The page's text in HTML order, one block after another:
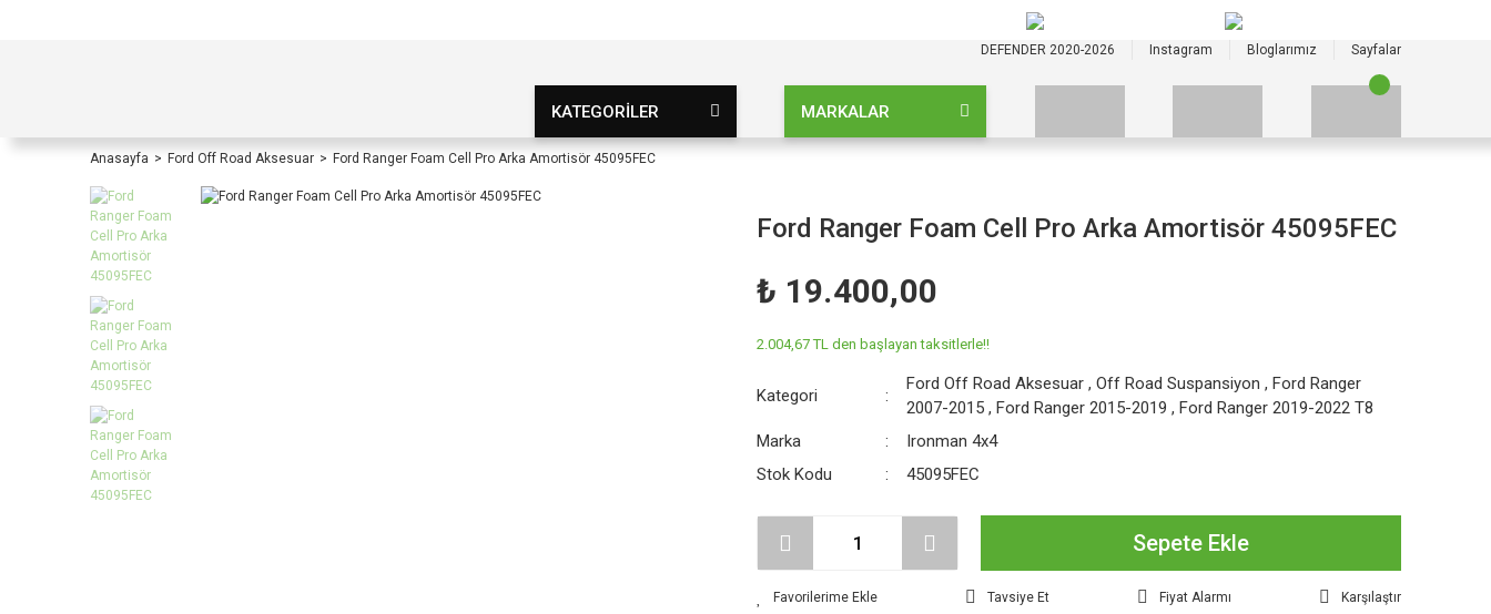
DEFENDER 2020-2026 Instagram Bloglarımız Sayfalar
KATEGORİLER MARKALAR
Anasayfa Ford Off Road Aksesuar Ford Ranger Foam Cell Pro Arka Amortisör 45095FEC
Ford Ranger Foam Cell Pro Arka Amortisör 45095FEC
₺ 19.400,00
2.004,67 TL den başlayan taksitlerle!!
Kategori
Ford Off Road Aksesuar ,Off Road Suspansiyon ,Ford Ranger
2007-2015 ,Ford Ranger 2015-2019 ,Ford Ranger 2019-2022 T8
Marka
Ironman 4x4
Stok Kodu
45095FEC
Sepete Ekle
Tavsiye Et Fiyat Alarmı Karşılaştır